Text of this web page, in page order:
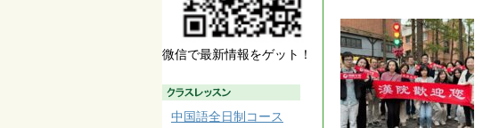
微信で最新情報をゲット！
中国語全日制コース